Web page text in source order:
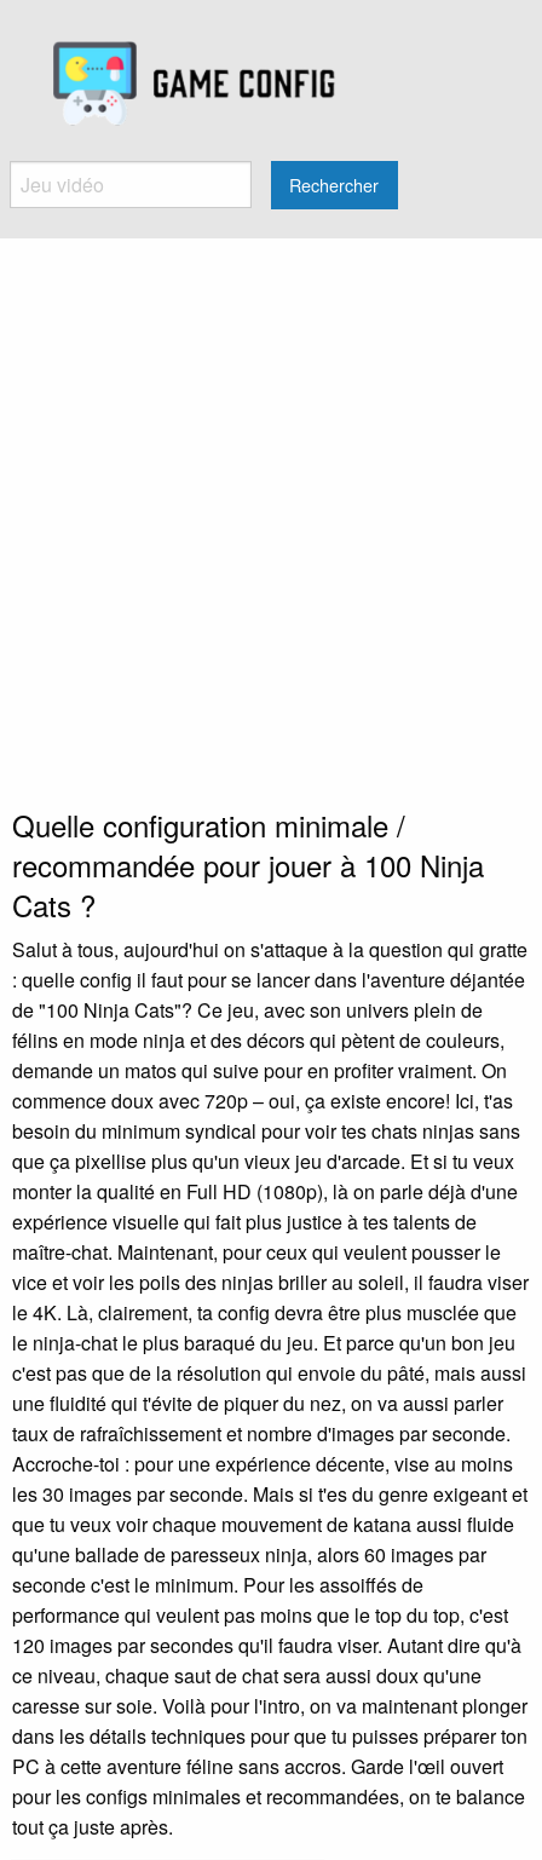
Rechercher
Quelle configuration minimale /
recommandée pour jouer à 100 Ninja
Cats ?
Salut à tous, aujourd'hui on s'attaque à la question qui gratte
: quelle config il faut pour se lancer dans l'aventure déjantée
de "100 Ninja Cats"? Ce jeu, avec son univers plein de
félins en mode ninja et des décors qui pètent de couleurs,
demande un matos qui suive pour en profiter vraiment. On
commence doux avec 720p – oui, ça existe encore! Ici, t'as
besoin du minimum syndical pour voir tes chats ninjas sans
que ça pixellise plus qu'un vieux jeu d'arcade. Et si tu veux
monter la qualité en Full HD (1080p), là on parle déjà d'une
expérience visuelle qui fait plus justice à tes talents de
maître-chat. Maintenant, pour ceux qui veulent pousser le
vice et voir les poils des ninjas briller au soleil, il faudra viser
le 4K. Là, clairement, ta config devra être plus musclée que
le ninja-chat le plus baraqué du jeu. Et parce qu'un bon jeu
c'est pas que de la résolution qui envoie du pâté, mais aussi
une fluidité qui t'évite de piquer du nez, on va aussi parler
taux de rafraîchissement et nombre d'images par seconde.
Accroche-toi : pour une expérience décente, vise au moins
les 30 images par seconde. Mais si t'es du genre exigeant et
que tu veux voir chaque mouvement de katana aussi fluide
qu'une ballade de paresseux ninja, alors 60 images par
seconde c'est le minimum. Pour les assoiffés de
performance qui veulent pas moins que le top du top, c'est
120 images par secondes qu'il faudra viser. Autant dire qu'à
ce niveau, chaque saut de chat sera aussi doux qu'une
caresse sur soie. Voilà pour l'intro, on va maintenant plonger
dans les détails techniques pour que tu puisses préparer ton
PC à cette aventure féline sans accros. Garde l'œil ouvert
pour les configs minimales et recommandées, on te balance
tout ça juste après.